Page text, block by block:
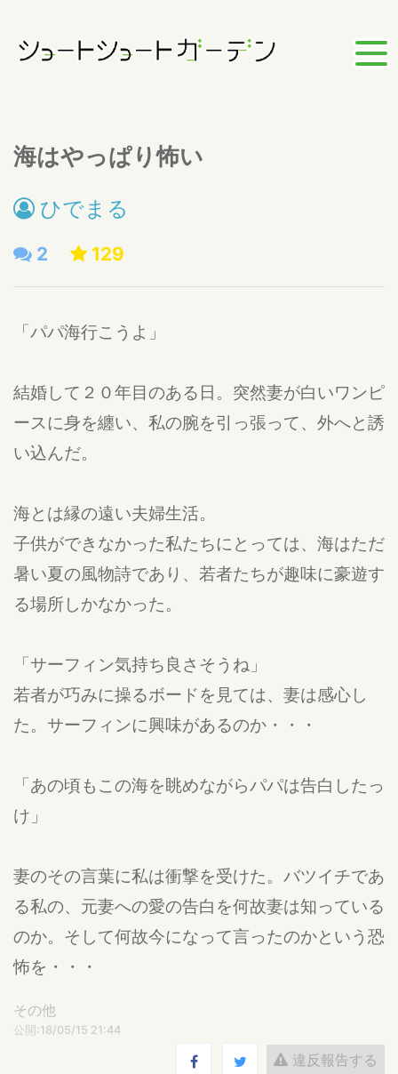
海はやっぱり怖い
ひでまる
2 129
「パパ海行こうよ」
結婚して２０年目のある日。突然妻が白いワンピ
ースに身を纏い、私の腕を引っ張って、外へと誘
い込んだ。
海とは縁の遠い夫婦生活。
子供ができなかった私たちにとっては、海はただ
暑い夏の風物詩であり、若者たちが趣味に豪遊す
る場所しかなかった。
「サーフィン気持ち良さそうね」
若者が巧みに操るボードを見ては、妻は感心し
た。サーフィンに興味があるのか・・・
「あの頃もこの海を眺めながらパパは告白したっ
け」
妻のその言葉に私は衝撃を受けた。バツイチであ
る私の、元妻への愛の告白を何故妻は知っている
のか。そして何故今になって言ったのかという恐
怖を・・・
その他
公開:18/05/15 21:44
違反報告する